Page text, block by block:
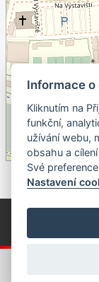
©OpenStreetMap
© Píseckem /
© 2018 -
Informace o
Kliknutím na
funkční,
užívání webu,
obsahu a
Své
Nastavení